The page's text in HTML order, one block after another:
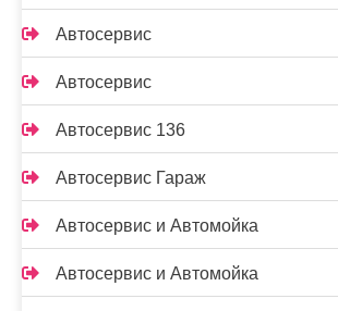
Автосервис
Автосервис
Автосервис 136
Автосервис Гараж
Автосервис и Автомойка
Автосервис и Автомойка